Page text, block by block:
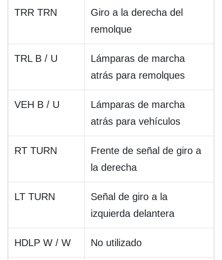
TRR TRN
Giro a la derecha del
remolque
TRL B / U
Lámparas de marcha
atrás para remolques
VEH B / U
Lámparas de marcha
atrás para vehículos
RT TURN
Frente de señal de giro a
la derecha
LT TURN
Señal de giro a la
izquierda delantera
HDLP W / W No utilizado